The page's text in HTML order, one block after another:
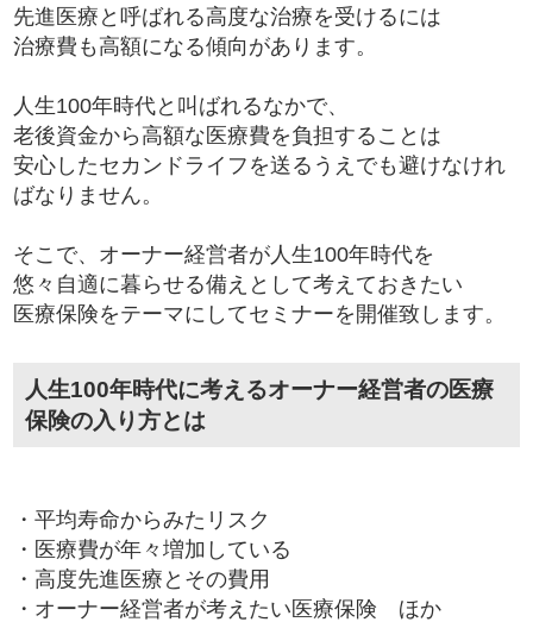
先進医療と呼ばれる高度な治療を受けるには
治療費も高額になる傾向があります。
人生100年時代と叫ばれるなかで、
老後資金から高額な医療費を負担することは
安心したセカンドライフを送るうえでも避けなけれ
ばなりません。
そこで、オーナー経営者が人生100年時代を
悠々自適に暮らせる備えとして考えておきたい
医療保険をテーマにしてセミナーを開催致します。
人生100年時代に考えるオーナー経営者の医療
保険の入り方とは
・平均寿命からみたリスク
・医療費が年々増加している
・高度先進医療とその費用
・オーナー経営者が考えたい医療保険 ほか